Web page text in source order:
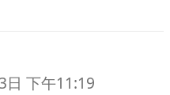
日 下午11:19